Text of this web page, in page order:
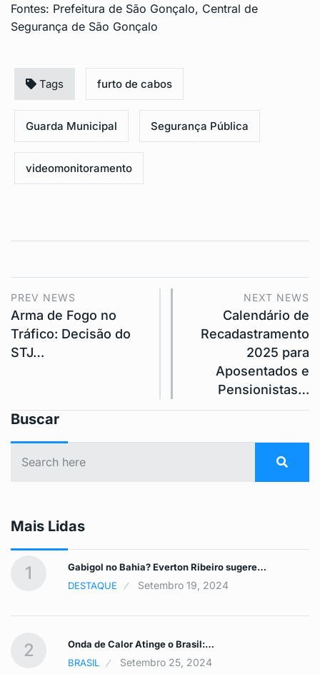
Fontes: Prefeitura de São Gonçalo, Central de
Segurança de São Gonçalo
Tags furto de cabos
Guarda Municipal Segurança Pública
videomonitoramento
PREV NEWS
Arma de Fogo no
Tráfico: Decisão do
STJ…
NEXT NEWS
Calendário de
Recadastramento
2025 para
Aposentados e
Pensionistas…
Buscar
Mais Lidas
1
Gabigol no Bahia? Everton Ribeiro sugere…
DESTAQUE
Setembro 19, 2024
2
Onda de Calor Atinge o Brasil:…
BRASIL
Setembro 25, 2024